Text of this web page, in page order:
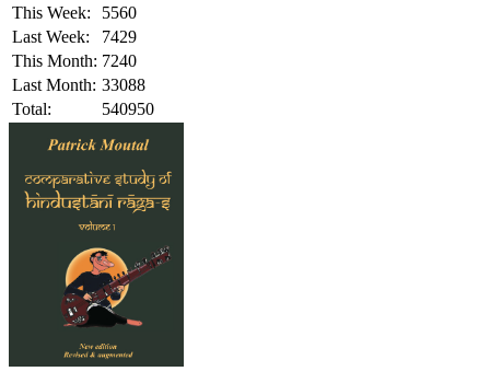
This Week:
5560
Last Week:
7429
This Month: 7240
Last Month: 33088
Total:
540950